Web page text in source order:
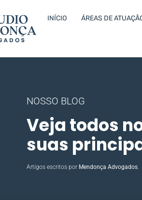
INÍCIO ÁREAS DE
NOSSO BLOG
Veja todos
suas
Artigos escritos por Mendonça Advogados.